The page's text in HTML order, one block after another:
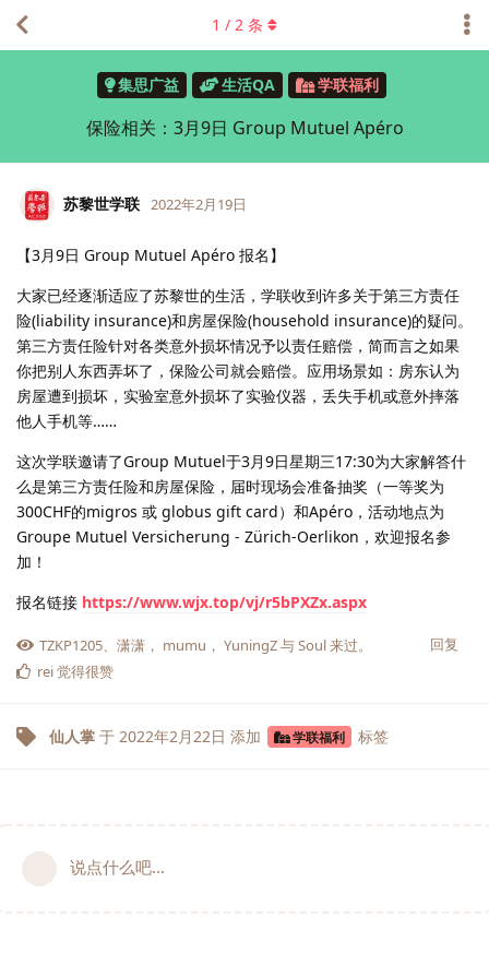
集思广益 生活QA 学联福利
保险相关：3月9日 Group Mutuel Apéro
1 / 2 条
苏黎世学联 2022年2月19日
【3月9日 Group Mutuel Apéro 报名】
大家已经逐渐适应了苏黎世的生活，学联收到许多关于第三方责任
险(liability insurance)和房屋保险(household insurance)的疑问。
第三方责任险针对各类意外损坏情况予以责任赔偿，简而言之如果
你把别人东西弄坏了，保险公司就会赔偿。应用场景如：房东认为
房屋遭到损坏，实验室意外损坏了实验仪器，丢失手机或意外摔落
他人手机等……
这次学联邀请了Group Mutuel于3月9日星期三17:30为大家解答什
么是第三方责任险和房屋保险，届时现场会准备抽奖（一等奖为
300CHF的migros 或 globus gift card）和Apéro，活动地点为
Groupe Mutuel Versicherung - Zürich-Oerlikon，欢迎报名参
加！
报名链接 https://www.wjx.top/vj/r5bPXZx.aspx
回复
TZKP1205、 潇潇 ， mumu ， YuningZ与Soul来过。
rei觉得很赞
仙人掌 于 2022年2月22日 添加 学联福利 标签
说点什么吧...